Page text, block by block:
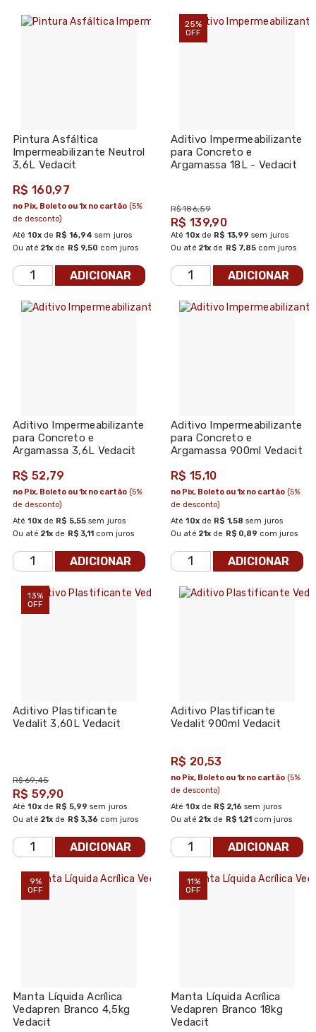
Pintura Asfáltica
Impermeabilizante Neutrol
3,6L Vedacit
R$ 160,97
Até10xde R$ 16,94 sem juros
Ou até 21x de R$ 9,50 com juros
no Pix, Boleto ou 1x no cartão (5%
de desconto)
ADICIONAR
25%
OFF
Aditivo Impermeabilizante
para Concreto e
Argamassa 18L - Vedacit
R$ 186,59
R$ 139,90
Até10xde R$ 13,99 sem juros
Ou até 21x de R$ 7,85 com juros
ADICIONAR
Aditivo Impermeabilizante
para Concreto e
Argamassa 3,6L Vedacit
R$ 52,79
Até10xde R$ 5,55 sem juros
Ou até 21x de R$ 3,11 com juros
no Pix, Boleto ou 1x no cartão (5%
de desconto)
ADICIONAR
Aditivo Impermeabilizante
para Concreto e
Argamassa 900ml Vedacit
R$ 15,10
Até10xde R$ 1,58 sem juros
Ou até 21x de R$ 0,89 com juros
no Pix, Boleto ou 1x no cartão (5%
de desconto)
ADICIONAR
13%
OFF
Aditivo Plastificante
Vedalit 3,60L Vedacit
R$ 69,45
R$ 59,90
Até10xde R$ 5,99 sem juros
Ou até 21x de R$ 3,36 com juros
ADICIONAR
Aditivo Plastificante
Vedalit 900ml Vedacit
R$ 20,53
Até10xde R$ 2,16 sem juros
Ou até 21x de R$ 1,21 com juros
no Pix, Boleto ou 1x no cartão (5%
de desconto)
ADICIONAR
9%
OFF
Manta Líquida Acrílica
Vedapren Branco 4,5kg
Vedacit
11%
OFF
Manta Líquida Acrílica
Vedapren Branco 18kg
Vedacit